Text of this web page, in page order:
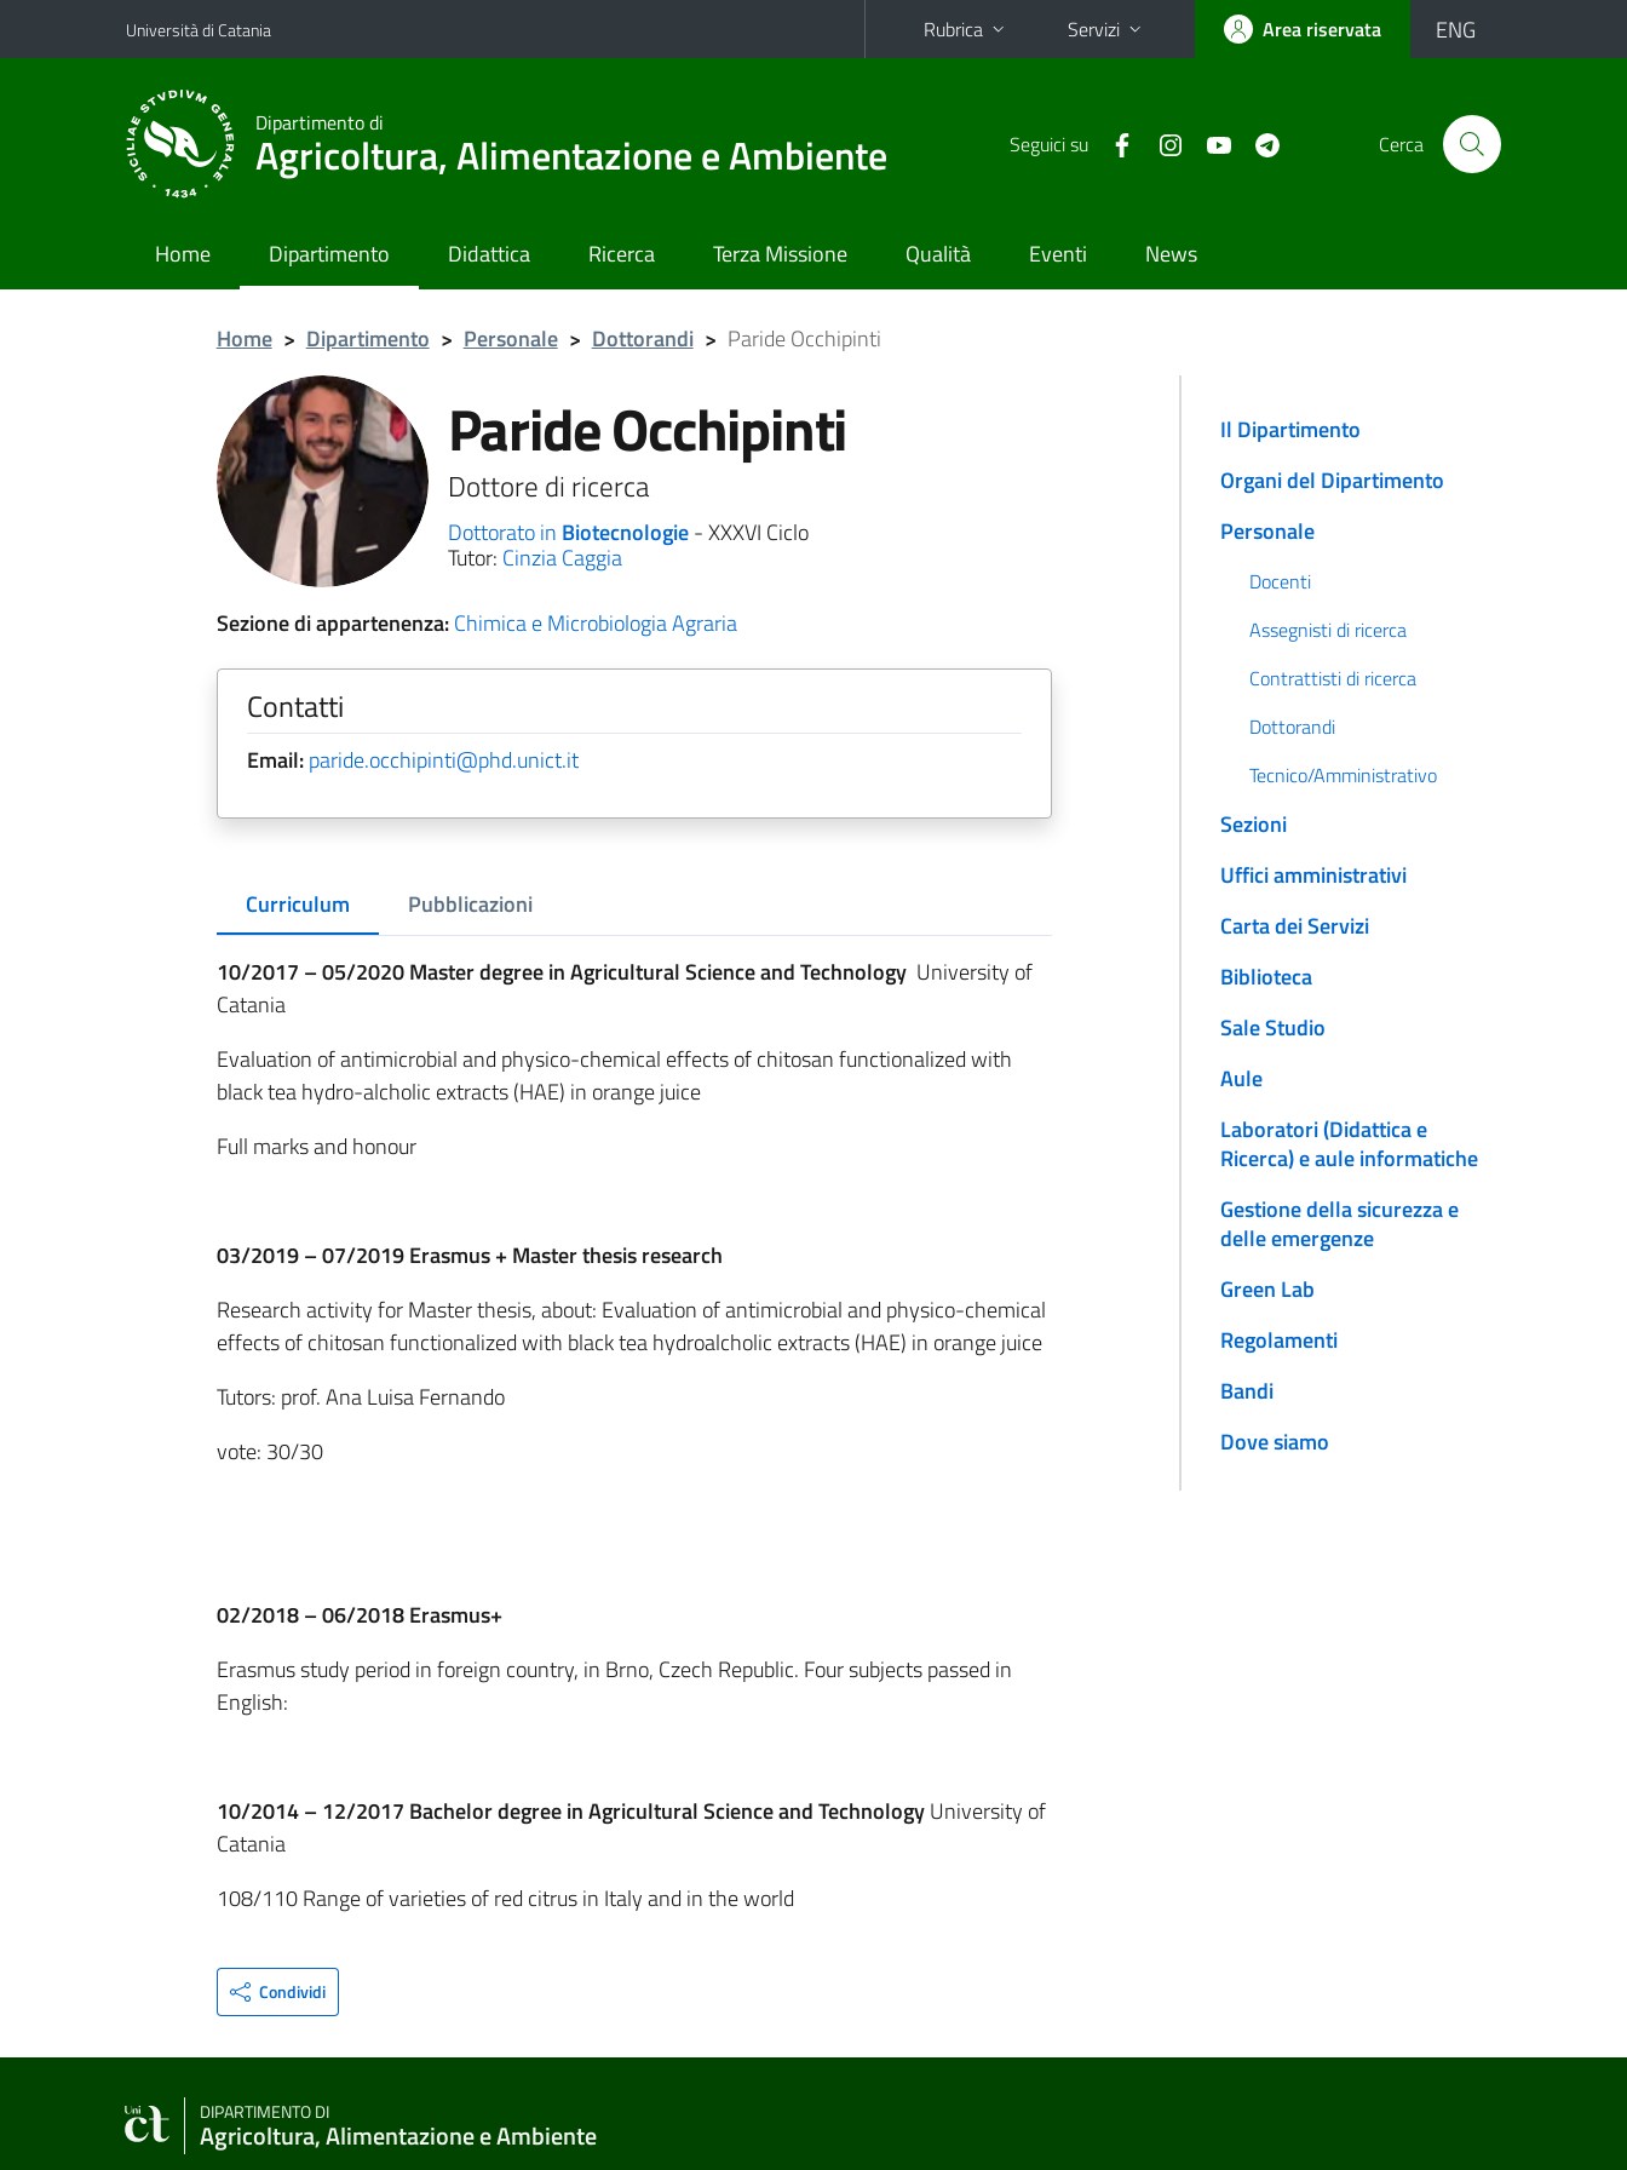
Vai al contenuto principale
Vai al menu di navigazione
Università di Catania Rubrica Servizi Area riservata ENG
Dipartimento di
Agricoltura, Alimentazione e Ambiente Seguici su Cerca
Home Dipartimento Didattica Ricerca Terza Missione Qualità Eventi News
Home > Dipartimento > Personale > Dottorandi > Paride Occhipinti
Paride Occhipinti
Dottore di ricerca
Dottorato in Biotecnologie- XXXVI Ciclo
Tutor: Cinzia Caggia
Sezione di appartenenza:Chimica e Microbiologia Agraria
Contatti
Email:paride.occhipinti@phd.unict.it
Curriculum Pubblicazioni
10/2017 – 05/2020Master degree in Agricultural Science and Technology University of
Catania
Evaluation of antimicrobial and physico-chemical effects of chitosan functionalized with
black tea hydro-alcholic extracts (HAE) in orange juice
Full marks and honour
03/2019 – 07/2019Erasmus + Master thesis research
Research activity for Master thesis, about: Evaluation of antimicrobial and physico-chemical
effects of chitosan functionalized with black tea hydroalcholic extracts (HAE) in orange juice
Tutors: prof. Ana Luisa Fernando
vote: 30/30
02/2018 – 06/2018Erasmus+
Erasmus study period in foreign country, in Brno, Czech Republic. Four subjects passed in
English:
10/2014 – 12/2017 Bachelor degree in Agricultural Science and TechnologyUniversity of
Catania
108/110 Range of varieties of red citrus in Italy and in the world
Condividi
Il Dipartimento
Organi del Dipartimento
Personale
Docenti
Assegnisti di ricerca
Contrattisti di ricerca
Dottorandi
Tecnico/Amministrativo
Sezioni
Uffici amministrativi
Carta dei Servizi
Biblioteca
Sale Studio
Aule
Laboratori (Didattica e
Ricerca) e aule informatiche
Gestione della sicurezza e
delle emergenze
Green Lab
Regolamenti
Bandi
Dove siamo
DIPARTIMENTO DI
Agricoltura, Alimentazione e Ambiente